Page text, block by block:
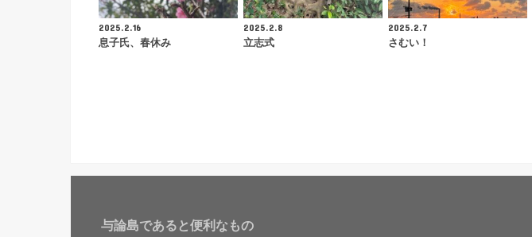
2025.2.16
息子氏、春休み
2025.2.8
立志式
2025.2.7
さむい！
与論島であると便利なもの